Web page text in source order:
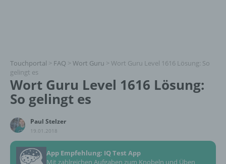
Touchportal > FAQ > Wort Guru > Wort Guru Level 1616 Lösung: So
gelingt es
Wort Guru Level 1616 Lösung:
So gelingt es
Paul Stelzer
19.01.2018
App Empfehlung: IQ Test App
Mit zahlreichen Aufgaben zum Knobeln und Üben